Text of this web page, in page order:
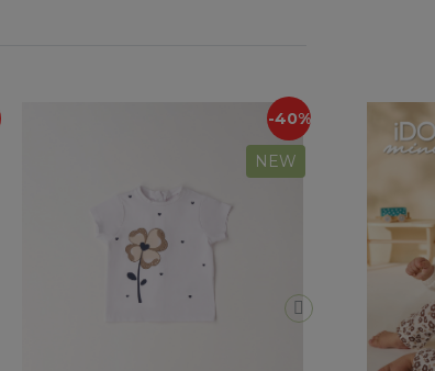
-40%
NEW